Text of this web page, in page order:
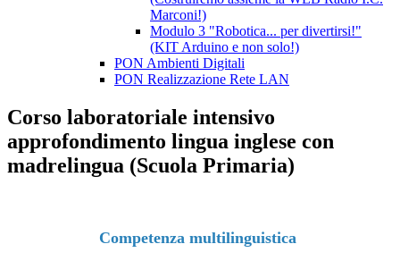
Marconi!)
Modulo 3 "Robotica... per divertirsi!"
(KIT Arduino e non solo!)
PON Ambienti Digitali
PON Realizzazione Rete LAN
Corso laboratoriale intensivo
approfondimento lingua inglese con
madrelingua (Scuola Primaria)
Competenza multilinguistica